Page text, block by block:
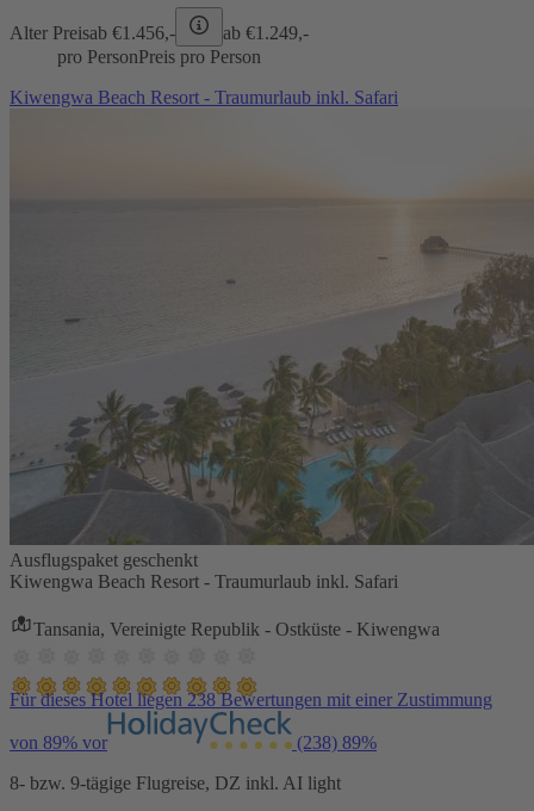
Alter Preisab €1.456,- ab €1.249,-
pro PersonPreis pro Person
Kiwengwa Beach Resort - Traumurlaub inkl. Safari
Ausflugspaket geschenkt
Kiwengwa Beach Resort - Traumurlaub inkl. Safari
Tansania, Vereinigte Republik - Ostküste - Kiwengwa
Für dieses Hotel liegen 238 Bewertungen mit einer Zustimmung
von 89% vor (238) 89%
8- bzw. 9-tägige Flugreise, DZ inkl. AI light